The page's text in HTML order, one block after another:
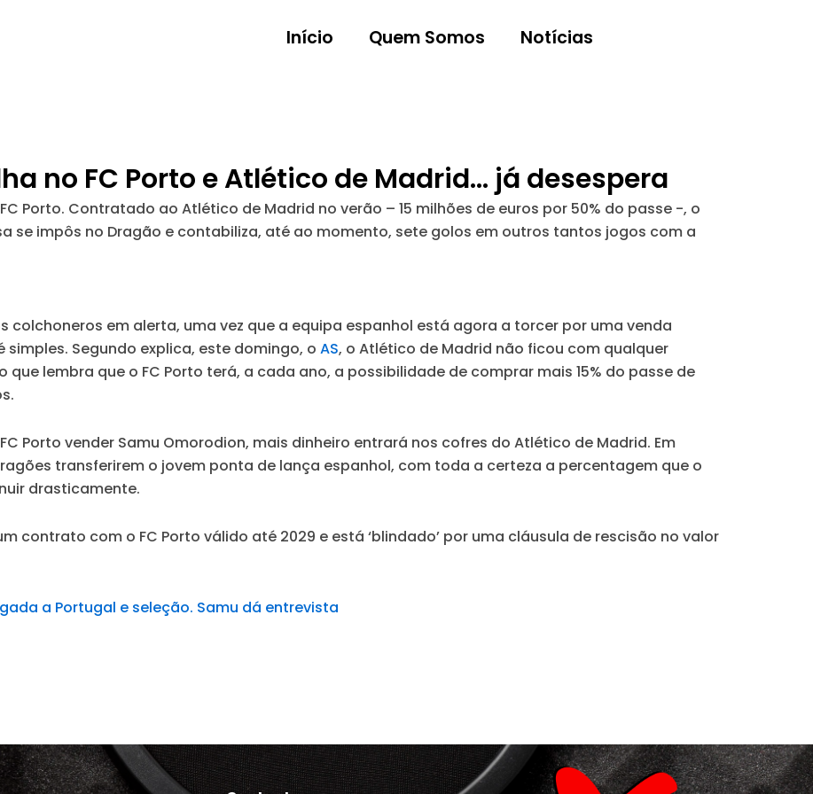
Início Quem Somos Notícias
no FC Porto e Atlético de Madrid… já desespera
Porto. Contratado ao Atlético de Madrid no verão – 15 milhões de euros por 50% do passe -, o
se impôs no Dragão e contabiliza, até ao momento, sete golos em outros tantos jogos com a
colchoneros em alerta, uma vez que a equipa espanhol está agora a torcer por uma venda
Segundo explica, este domingo, o AS, o Atlético de Madrid não ficou com qualquer
lembra que o FC Porto terá, a cada ano, a possibilidade de comprar mais 15% do passe de
Porto vender Samu Omorodion, mais dinheiro entrará nos cofres do Atlético de Madrid. Em
transferirem o jovem ponta de lança espanhol, com toda a certeza a percentagem que o
drasticamente.
contrato com o FC Porto válido até 2029 e está ‘blindado’ por uma cláusula de rescisão no valor
a Portugal e seleção. Samu dá entrevista